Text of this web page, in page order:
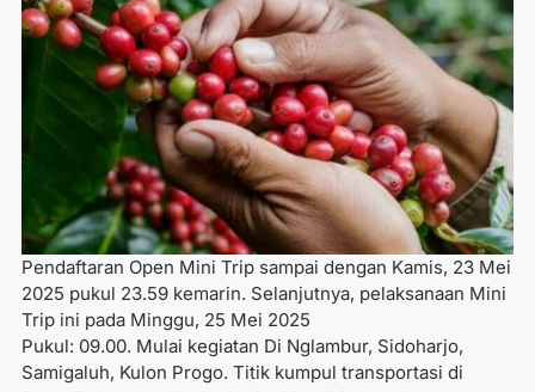
Pendaftaran Open Mini Trip sampai dengan Kamis, 23 Mei
2025 pukul 23.59 kemarin. Selanjutnya, pelaksanaan Mini
Trip ini pada Minggu, 25 Mei 2025
Pukul: 09.00. Mulai kegiatan Di Nglambur, Sidoharjo,
Samigaluh, Kulon Progo. Titik kumpul transportasi di